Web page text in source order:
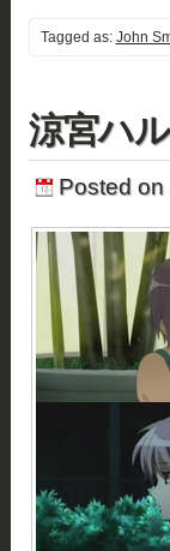
Tagged as: John
涼宮ハ
Posted